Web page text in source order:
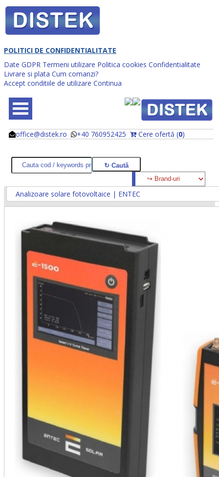
POLITICI DE CONFIDENTIALITATE
Date GDPR Termeni utilizare Politica cookies Confidentialitate
Livrare si plata Cum comanzi?
Accept conditiile de utilizare Continua
office@distek.ro +40 760952425 Cere ofertă (0)
@
@
Analizoare solare fotovoltaice | ENTEC